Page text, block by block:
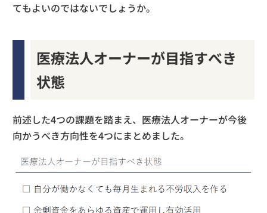
てもよいのではないでしょうか。
医療法人オーナーが目指すべき
状態
前述した4つの課題を踏まえ、医療法人オーナーが今後
向かうべき方向性を4つにまとめました。